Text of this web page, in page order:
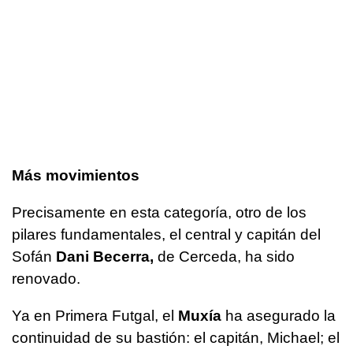
Más movimientos
Precisamente en esta categoría, otro de los
pilares fundamentales, el central y capitán del
Sofán Dani Becerra, de Cerceda, ha sido
renovado.
Ya en Primera Futgal, el Muxía ha asegurado la
continuidad de su bastión: el capitán, Michael; el